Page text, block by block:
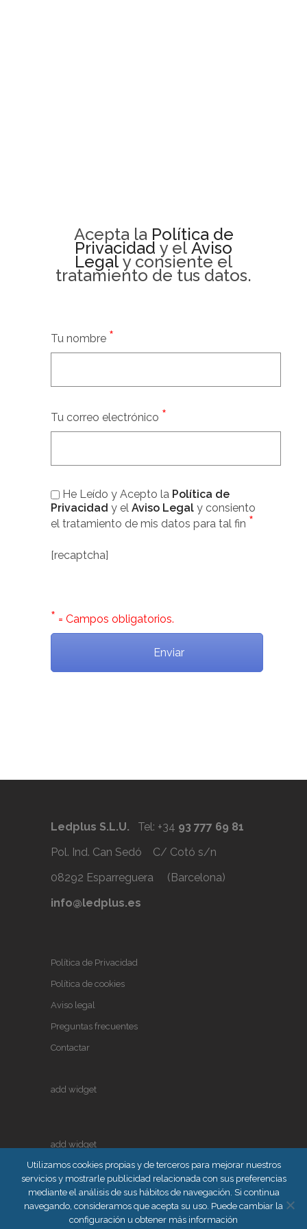
Acepta la Política de
Privacidad y el Aviso
Legal y consiente el
tratamiento de tus datos.
Tu nombre *
Tu correo electrónico *
He Leído y Acepto la Política de
Privacidad y el Aviso Legal y consiento
el tratamiento de mis datos para tal fin *
[recaptcha]
* = Campos obligatorios.
Ledplus S.L.U. Tel: +34 93 777 69 81
Pol. Ind. Can Sedó C/ Cotó s/n
08292 Esparreguera (Barcelona)
info@ledplus.es
Política de Privacidad
Política de cookies
Aviso legal
Preguntas frecuentes
Contactar
add widget
add widget
Utilizamos cookies propias y de terceros para mejorar nuestros
servicios y mostrarle publicidad relacionada con sus preferencias
mediante el análisis de sus hábitos de navegación. Si continua
navegando, consideramos que acepta su uso. Puede cambiar la
configuración u obtener más información